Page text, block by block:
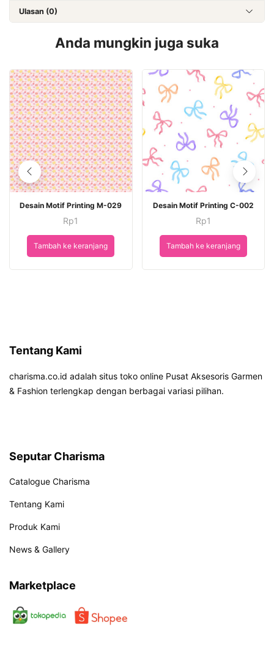
Ulasan (0)
Anda mungkin juga suka
Desain Motif Printing M-029
Rp1
Tambah ke keranjang
Desain Motif Printing C-002
Rp1
Tambah ke keranjang
Tentang Kami
charisma.co.id adalah situs toko online Pusat Aksesoris Garmen
& Fashion terlengkap dengan berbagai variasi pilihan.
Seputar Charisma
Catalogue Charisma
Tentang Kami
Produk Kami
News & Gallery
Marketplace